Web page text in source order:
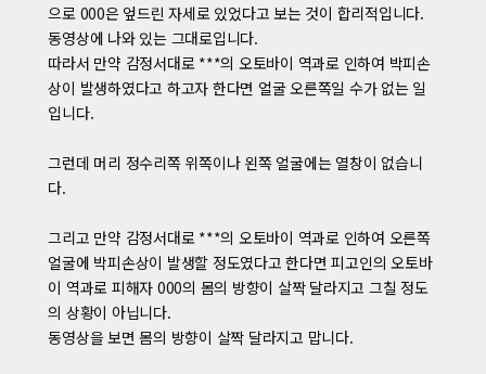
으로 000은 엎드린 자세로 있었다고 보는 것이 합리적입니다.
동영상에 나와 있는 그대로입니다.
따라서 만약 감정서대로 ***의 오토바이 역과로 인하여 박피손
상이 발생하였다고 하고자 한다면 얼굴 오른쪽일 수가 없는 일
입니다.
그런데 머리 정수리쪽 위쪽이나 왼쪽 얼굴에는 열창이 없습니
다.
그리고 만약 감정서대로 ***의 오토바이 역과로 인하여 오른쪽
얼굴에 박피손상이 발생할 정도였다고 한다면 피고인의 오토바
이 역과로 피해자 000의 몸의 방향이 살짝 달라지고 그칠 정도
의 상황이 아닙니다.
동영상을 보면 몸의 방향이 살짝 달라지고 맙니다.